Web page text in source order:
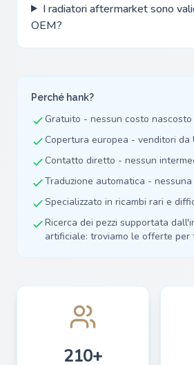
I radiatori aftermarket sono
OEM?
Perché hank?
Gratuito - nessun costo nascosto
Copertura europea - venditori da
Contatto diretto - nessun
Traduzione automatica -
Specializzato in ricambi rari e
Ricerca dei pezzi supportata
artificiale: troviamo le offerte per
210+